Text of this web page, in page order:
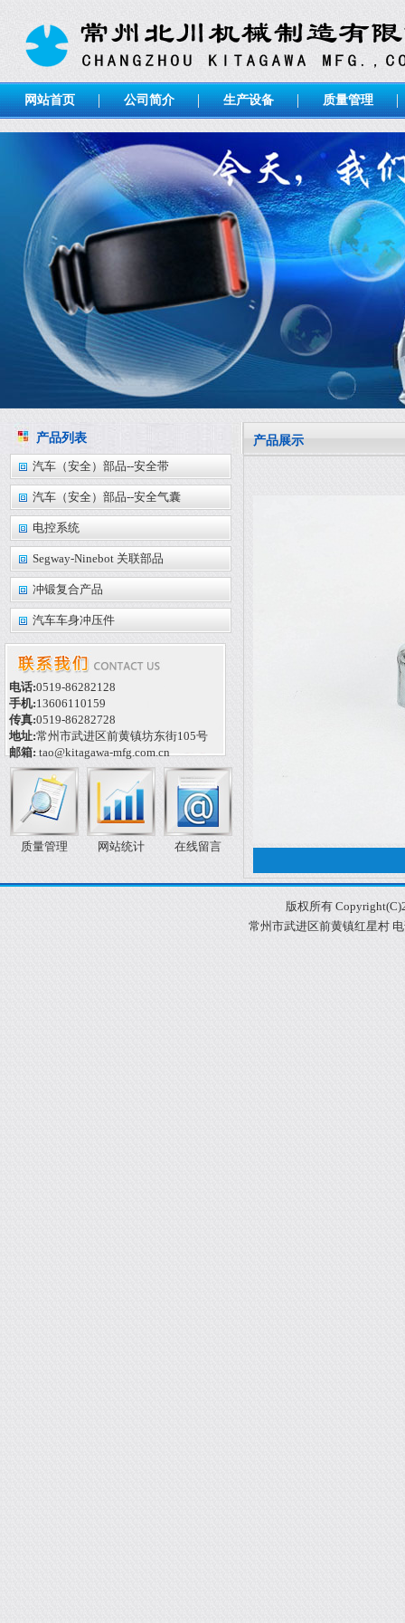
网站首页 公司简介 生产设备 质量管理
产品列表
汽车（安全）部品--安全带
汽车（安全）部品--安全气囊
电控系统
Segway-Ninebot 关联部品
冲锻复合产品
汽车车身冲压件
电话:0519-86282128
手机:13606110159
传真:0519-86282728
地址:常州市武进区前黄镇坊东街105号
邮箱:tao@kitagawa-mfg.com.cn
质量管理 网站统计 在线留言
产品展示
版权所有
常州市武进区前黄镇红星村